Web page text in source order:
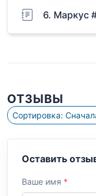
6. Маркус
ОТЗЫВЫ
Сортировка:
Оставить
Ваше имя *